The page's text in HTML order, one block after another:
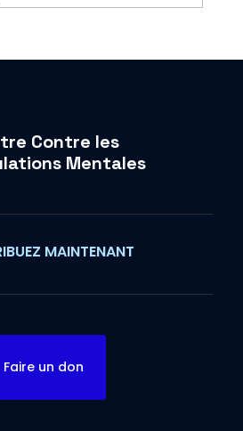
Contre les
Mentales
MAINTENANT
Faire un don